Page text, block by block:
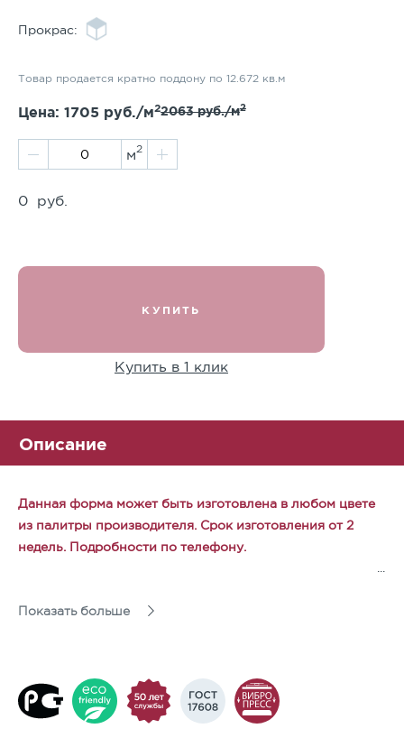
Прокрас:
Товар продается кратно поддону по 12.672 кв.м
Цена: 1705 руб./м22063руб./м2
м2
0 руб.
КУПИТЬ
Купить в 1 клик
Описание
Данная форма может быть изготовлена в любом цвете
из палитры производителя. Срок изготовления от 2
недель. Подробности по телефону.
выполненных в классическом стиле с ярко
Показать больше